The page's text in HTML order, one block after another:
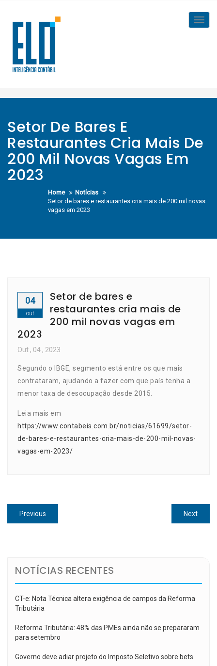
content
Setor De Bares E
Restaurantes Cria Mais De
200 Mil Novas Vagas Em
2023
Home
Notícias
Setor de bares e restaurantes cria mais de 200 mil novas
vagas em 2023
04
out
Setor de bares e
restaurantes cria mais de
200 mil novas vagas em
2023
Out , 04 , 2023
Segundo o IBGE, segmento está entre os que mais
contrataram, ajudando a fazer com que país tenha a
menor taxa de desocupação desde 2015.
Leia mais em
https://www.contabeis.com.br/noticias/61699/setor-
de-bares-e-restaurantes-cria-mais-de-200-mil-novas-
vagas-em-2023/
Navegação
de
Previous
post:
NextNext
post:
NOTÍCIAS RECENTES
CT-e: Nota Técnica altera exigência de campos da Reforma
Tributária
Reforma Tributária: 48% das PMEs ainda não se prepararam
para setembro
Governo deve adiar projeto do Imposto Seletivo sobre bets